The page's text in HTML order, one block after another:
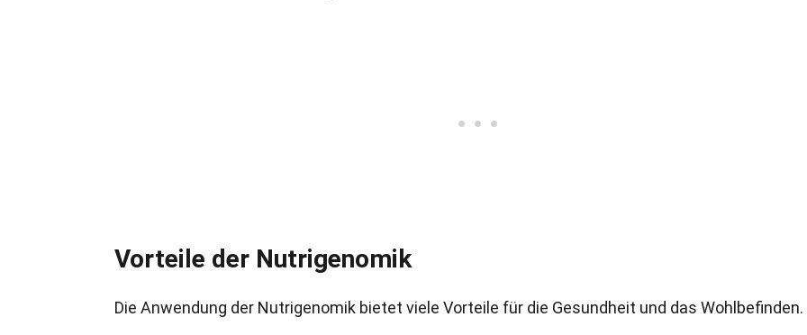
Vorteile der Nutrigenomik
Die Anwendung der Nutrigenomik bietet viele Vorteile für die Gesundheit und das Wohlbefinden.